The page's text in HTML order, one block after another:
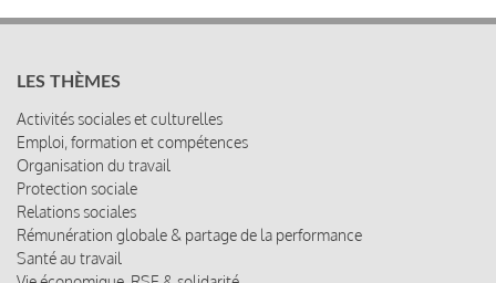
LES THÈMES
Activités sociales et culturelles
Emploi, formation et compétences
Organisation du travail
Protection sociale
Relations sociales
Rémunération globale & partage de la performance
Santé au travail